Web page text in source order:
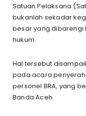
Satuan Pelaksana
bukanlah sekadar
besar yang
hukum.
Hal tersebut
pada acara
personel BRA, yang
Banda Aceh.